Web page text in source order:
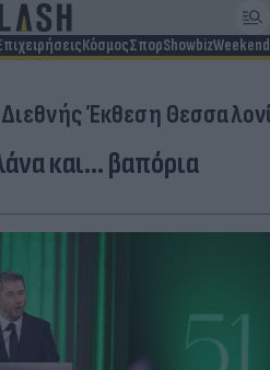
ΚόσμοςΣπορShowbizWeekend
Διεθνής Έκθεση
και... βαπόρια